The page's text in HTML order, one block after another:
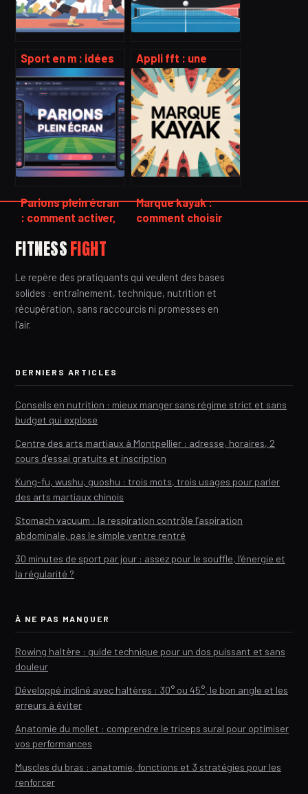
Sport en m : idées
bienfaits et
conseils pour bien
choisir
Appli fft : une
source
d’information de
qualité pour suivre
le tennis de table
Parions plein écran
: comment activer,
résoudre les
d’affichage
Marque kayak :
comment choisir
FITNESSFIGHT
Le repère des pratiquants qui veulent des bases
solides : entraînement, technique, nutrition et
récupération, sans raccourcis ni promesses en
l'air.
DERNIERS ARTICLES
Conseils en nutrition : mieux manger sans régime strict et sans
budget qui explose
Centre des arts martiaux à Montpellier : adresse, horaires, 2
cours d’essai gratuits et inscription
Kung-fu, wushu, guoshu : trois mots, trois usages pour parler
des arts martiaux chinois
Stomach vacuum : la respiration contrôle l’aspiration
abdominale, pas le simple ventre rentré
30 minutes de sport par jour : assez pour le souffle, l’énergie et
la régularité ?
À NE PAS MANQUER
Rowing haltère : guide technique pour un dos puissant et sans
douleur
Développé incliné avec haltères : 30° ou 45°, le bon angle et les
erreurs à éviter
Anatomie du mollet : comprendre le triceps sural pour optimiser
vos performances
Muscles du bras : anatomie, fonctions et 3 stratégies pour les
renforcer